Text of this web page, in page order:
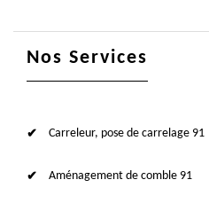
Nos Services
Carreleur, pose de carrelage 91
Aménagement de comble 91